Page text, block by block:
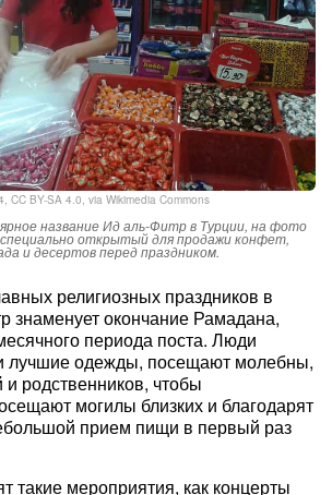
CC BY-SA 4.0 , via Wikimedia Commons
название Ид аль-Фитр в Турции, на фото
открытый для продажи конфет,
и десертов перед праздником.
религиозных праздников в
знаменует окончание Рамадана,
периода поста. Люди
лучшие одежды, посещают молебны,
родственников, чтобы
могилы близких и благодарят
прием пищи в первый раз
такие мероприятия, как концерты